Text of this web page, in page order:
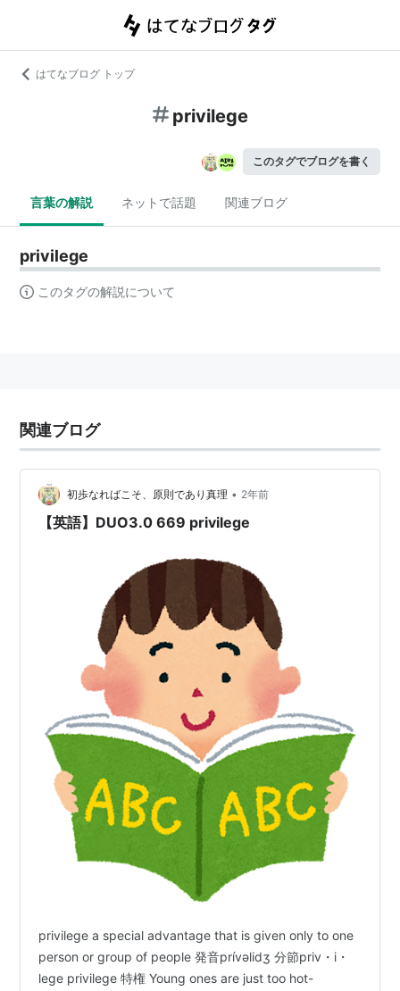
はてなブログ トップ
privilege
このタグでブログを書く
言葉の解説 ネットで話題 関連ブログ
privilege
このタグの解説について
関連ブログ
初歩なればこそ、原則であり真理 • 2年前
【英語】DUO3.0 669 privilege
privilege a special advantage that is given only to one
person or group of people 発音prívəlidʒ 分節priv・i・
lege privilege 特権 Young ones are just too hot-